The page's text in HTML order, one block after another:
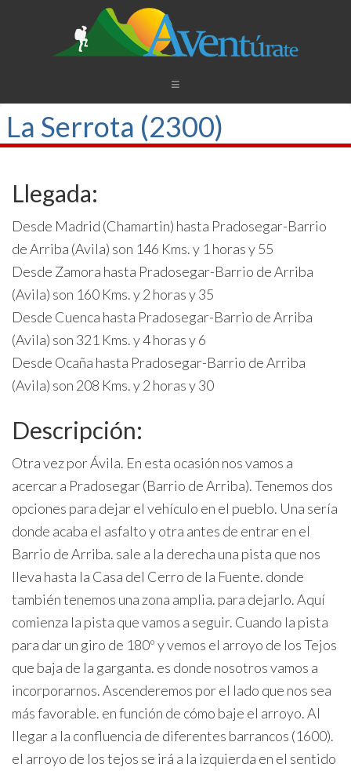
La Serrota (2300)
Llegada:
Desde Madrid (Chamartin) hasta Pradosegar-Barrio
de Arriba (Avila) son 146 Kms. y 1 horas y 55
Desde Zamora hasta Pradosegar-Barrio de Arriba
(Avila) son 160 Kms. y 2 horas y 35
Desde Cuenca hasta Pradosegar-Barrio de Arriba
(Avila) son 321 Kms. y 4 horas y 6
Desde Ocaña hasta Pradosegar-Barrio de Arriba
(Avila) son 208 Kms. y 2 horas y 30
Descripción:
Otra vez por Ávila. En esta ocasión nos vamos a
acercar a Pradosegar (Barrio de Arriba). Tenemos dos
opciones para dejar el vehículo en el pueblo. Una sería
donde acaba el asfalto y otra antes de entrar en el
Barrio de Arriba. sale a la derecha una pista que nos
lleva hasta la Casa del Cerro de la Fuente. donde
también tenemos una zona amplia. para dejarlo. Aquí
comienza la pista que vamos a seguir. Cuando la pista
para dar un giro de 180º y vemos el arroyo de los Tejos
que baja de la garganta. es donde nosotros vamos a
incorporarnos. Ascenderemos por el lado que nos sea
más favorable. en función de cómo baje el arroyo. Al
llegar a la confluencia de diferentes barrancos (1600).
el arroyo de los tejos se irá a la izquierda en el sentido